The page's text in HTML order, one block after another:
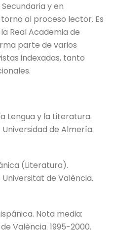
y en
al proceso lector. Es
Real Academia de
parte de varios
indexadas, tanto
Lengua y la Literatura.
de Almería.
(Literatura).
de València.
Nota media:
València. 1995-2000.